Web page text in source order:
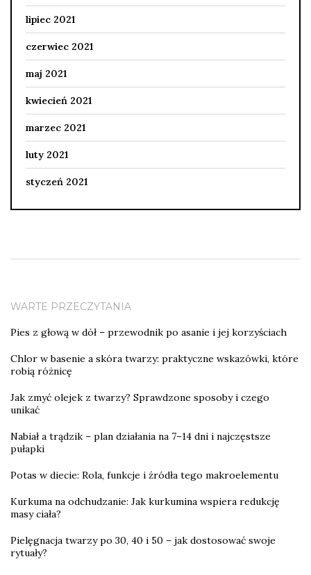
lipiec 2021
czerwiec 2021
maj 2021
kwiecień 2021
marzec 2021
luty 2021
styczeń 2021
WARTE PRZECZYTANIA
Pies z głową w dół – przewodnik po asanie i jej korzyściach
Chlor w basenie a skóra twarzy: praktyczne wskazówki, które
robią różnicę
Jak zmyć olejek z twarzy? Sprawdzone sposoby i czego
unikać
Nabiał a trądzik – plan działania na 7–14 dni i najczęstsze
pułapki
Potas w diecie: Rola, funkcje i źródła tego makroelementu
Kurkuma na odchudzanie: Jak kurkumina wspiera redukcję
masy ciała?
Pielęgnacja twarzy po 30, 40 i 50 – jak dostosować swoje
rytuały?